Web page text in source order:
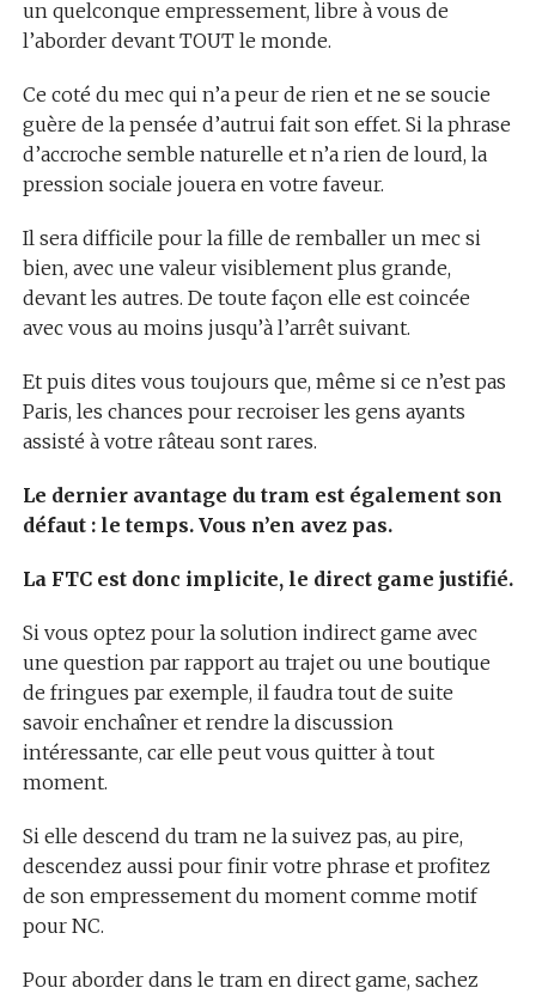
un quelconque empressement, libre à vous de
l’aborder devant TOUT le monde.
Ce coté du mec qui n’a peur de rien et ne se soucie
guère de la pensée d’autrui fait son effet. Si la phrase
d’accroche semble naturelle et n’a rien de lourd, la
pression sociale jouera en votre faveur.
Il sera difficile pour la fille de remballer un mec si
bien, avec une valeur visiblement plus grande,
devant les autres. De toute façon elle est coincée
avec vous au moins jusqu’à l’arrêt suivant.
Et puis dites vous toujours que, même si ce n’est pas
Paris, les chances pour recroiser les gens ayants
assisté à votre râteau sont rares.
Le dernier avantage du tram est également son
défaut : le temps. Vous n’en avez pas.
La FTC est donc implicite, le direct game justifié.
Si vous optez pour la solution indirect game avec
une question par rapport au trajet ou une boutique
de fringues par exemple, il faudra tout de suite
savoir enchaîner et rendre la discussion
intéressante, car elle peut vous quitter à tout
moment.
Si elle descend du tram ne la suivez pas, au pire,
descendez aussi pour finir votre phrase et profitez
de son empressement du moment comme motif
pour NC.
Pour aborder dans le tram en direct game, sachez